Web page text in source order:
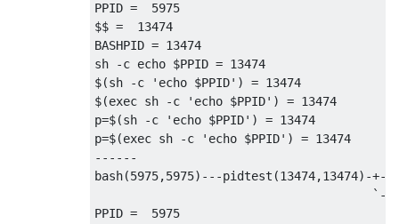
PPID =
5975
$$ =
13474
BASHPID = 13474
sh
-c echo $PPID = 13474
$(sh -c 'echo $PPID' ) = 13474
$(exec sh -c 'echo $PPID' ) = 13474
p=$(sh -c 'echo $PPID' ) = 13474
p=$(exec sh -c 'echo $PPID' ) = 13474
------
bash(5975,5975)---pidtest (13474,13474)-+-
`-
PPID =  5975